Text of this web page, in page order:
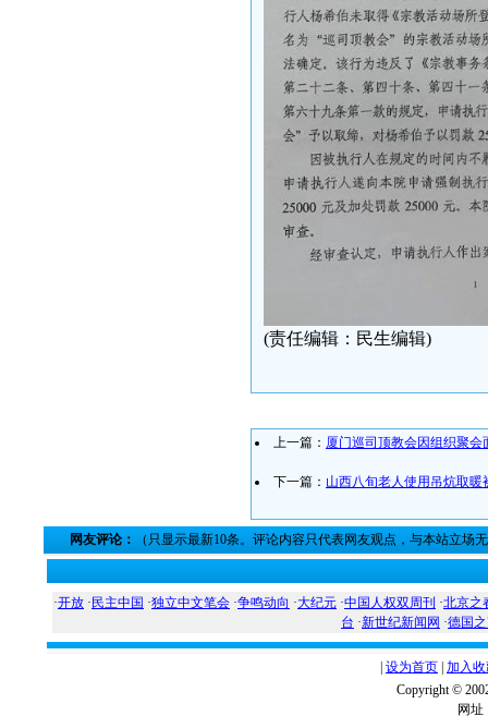
(责任编辑：民生编辑)
上一篇： 厦门巡司顶教会因组织聚会
下一篇： 山西八旬老人使用吊炕取暖
网友评论： （只显示最新10条。评论内容只代表网友观点，与本站立场
·开放 · 民主中国 ·独立中文笔会 ·争鸣动向 ·大纪元 ·中国人权双周刊 ·北京之
台 ·新世纪新闻网 ·德国
设为首页 加入
Copyright ©
网址